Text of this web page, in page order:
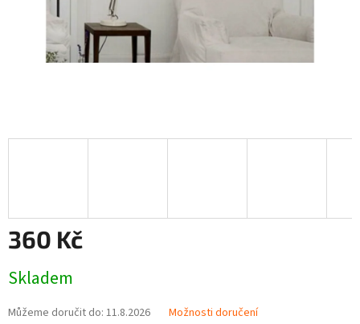
360 Kč
cena:
Skladem
Můžeme doručit do: 11.8.2026 Možnosti doručení